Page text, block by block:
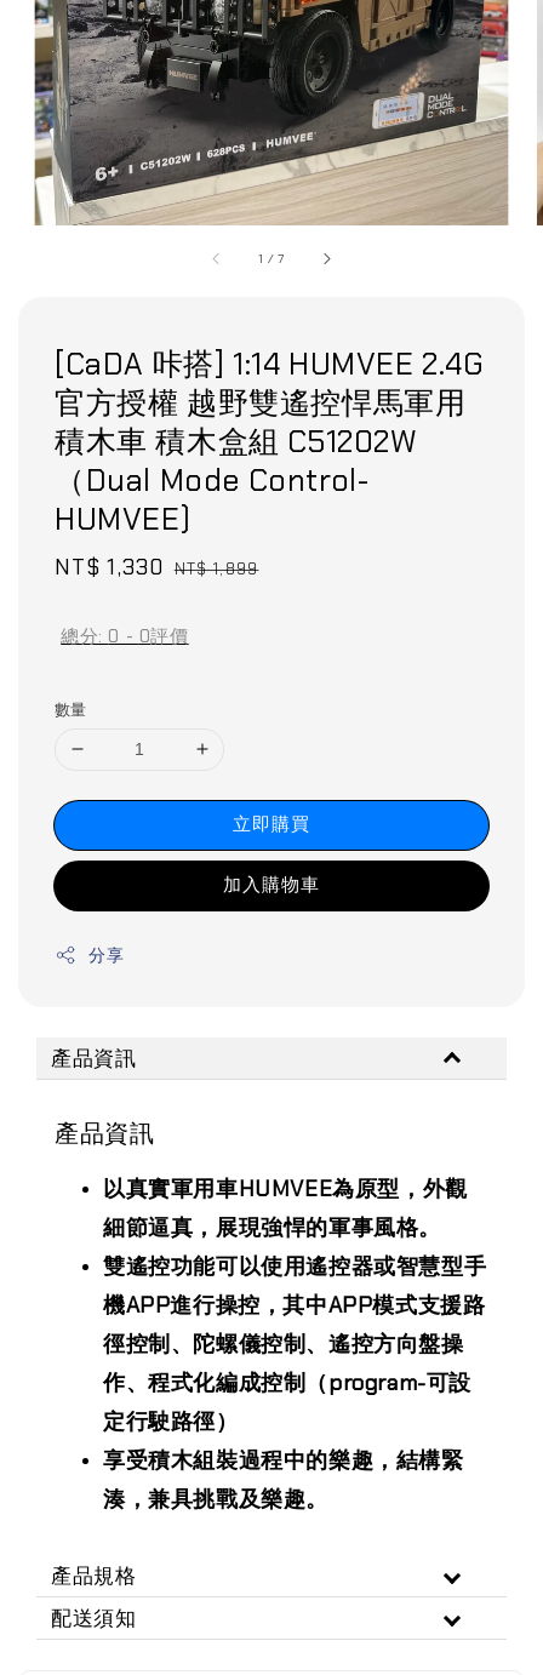
1 /7
[CaDA 咔搭] 1:14 HUMVEE 2.4G
官方授權 越野雙遙控悍馬軍用
積木車 積木盒組 C51202W
（Dual Mode Control-
HUMVEE)
Sale
NT$ 1,330 Regular
NT$ 1,899
總分: 0 - 0評價
數量
立即購買
加入購物車
分享
產品資訊
產品資訊
以真實軍用車HUMVEE為原型，外觀
細節逼真，展現強悍的軍事風格。
雙遙控功能可以使用遙控器或智慧型手
機APP進行操控，其中APP模式支援路
徑控制、陀螺儀控制、遙控方向盤操
作、程式化編成控制（program-可設
定行駛路徑）
享受積木組裝過程中的樂趣，結構緊
湊，兼具挑戰及樂趣。
產品規格
配送須知